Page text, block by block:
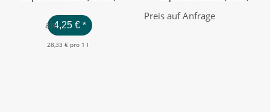
ab4,25 €*
28,33 € pro 1 l
Preis auf Anfrage